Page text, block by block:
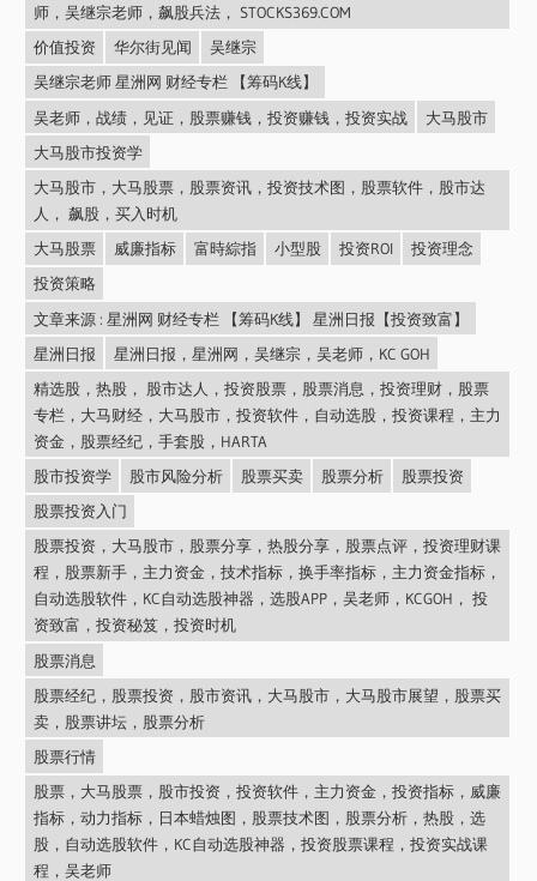
师，吴继宗老师，飙股兵法， STOCKS369.COM
价值投资
华尔街见闻
吴继宗
吴继宗老师 星洲网 财经专栏 【筹码K线】
吴老师，战绩，见证，股票赚钱，投资赚钱，投资实战
大马股市
大马股市投资学
大马股市，大马股票，股票资讯，投资技术图，股票软件，股市达
人， 飙股，买入时机
大马股票
威廉指标 富時綜指 小型股 投资ROI
投资理念
投资策略
文章来源 : 星洲网 财经专栏 【筹码K线】 星洲日报【投资致富】
星洲日报
星洲日报，星洲网，吴继宗，吴老师，KC GOH
精选股，热股， 股市达人，投资股票，股票消息，投资理财，股票
专栏，大马财经，大马股市，投资软件，自动选股，投资课程，主力
资金，股票经纪，手套股，HARTA
股市投资学
股市风险分析 股票买卖 股票分析
股票投资
股票投资入门
股票投资，大马股市，股票分享，热股分享，股票点评，投资理财课
程，股票新手，主力资金，技术指标，换手率指标，主力资金指标，
自动选股软件，KC自动选股神器，选股APP，吴老师，KCGOH， 投
资致富，投资秘笈，投资时机
股票消息
股票经纪，股票投资，股市资讯，大马股市，大马股市展望，股票买
卖，股票讲坛，股票分析
股票行情
股票，大马股票，股市投资，投资软件，主力资金，投资指标，威廉
指标，动力指标，日本蜡烛图，股票技术图，股票分析，热股，选
股，自动选股软件，KC自动选股神器，投资股票课程，投资实战课
程，吴老师